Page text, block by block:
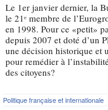
Le 1er janvier dernier, la
le 21ᵉ membre de
en 1998. Pour ce «petit»
depuis 2007 et doté d’un
une décision historique et
pour remédier à
des citoyens?
Politique française et internationale